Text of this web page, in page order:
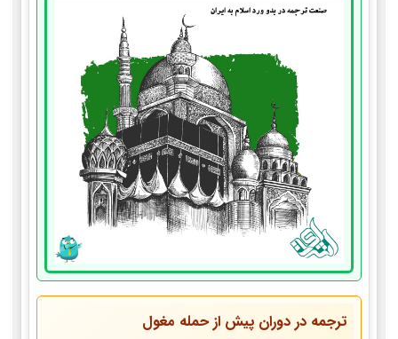
ترجمه در دوران پیش از حمله مغول